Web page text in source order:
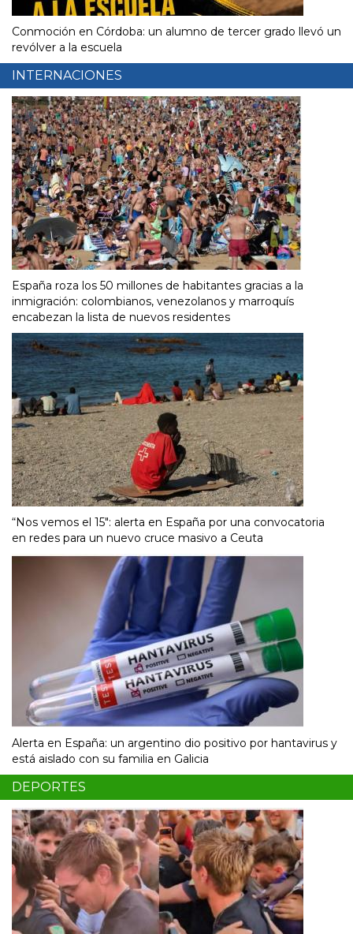
Conmoción en Córdoba: un alumno de tercer grado llevó un
revólver a la escuela
INTERNACIONES
España roza los 50 millones de habitantes gracias a la
inmigración: colombianos, venezolanos y marroquís
encabezan la lista de nuevos residentes
“Nos vemos el 15″: alerta en España por una convocatoria
en redes para un nuevo cruce masivo a Ceuta
Alerta en España: un argentino dio positivo por hantavirus y
está aislado con su familia en Galicia
DEPORTES